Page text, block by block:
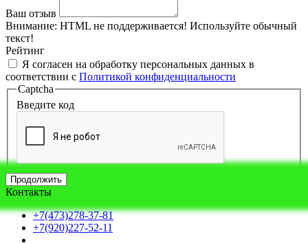
Ваш отзыв
Внимание: HTML не поддерживается! Используйте обычный
текст!
Рейтинг
Я согласен на обработку персональных данных в
соответствии с Политикой конфиденциальности
Captcha
Введите код
Продолжить
Контакты
+7(473)278-37-81
+7(920)227-52-11